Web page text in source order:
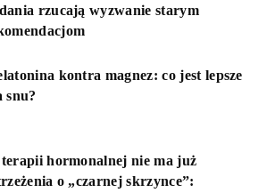
rzucają wyzwanie starym
kontra magnez: co jest lepsze
snu?
hormonalnej nie ma już
o „czarnej skrzynce”: